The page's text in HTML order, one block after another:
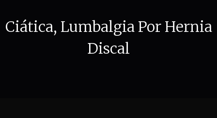
Ciática, Lumbalgia Por Hernia
Discal